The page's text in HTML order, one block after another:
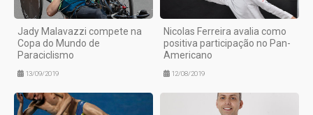
Jady Malavazzi compete na
Copa do Mundo de
Paraciclismo
13/09/2019
Nicolas Ferreira avalia como
positiva participação no Pan-
Americano
12/08/2019